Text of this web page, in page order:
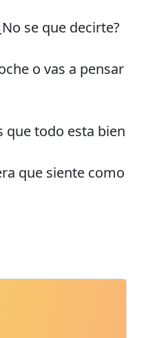
se que decirte?
o vas a pensar
que todo esta bien
que siente como